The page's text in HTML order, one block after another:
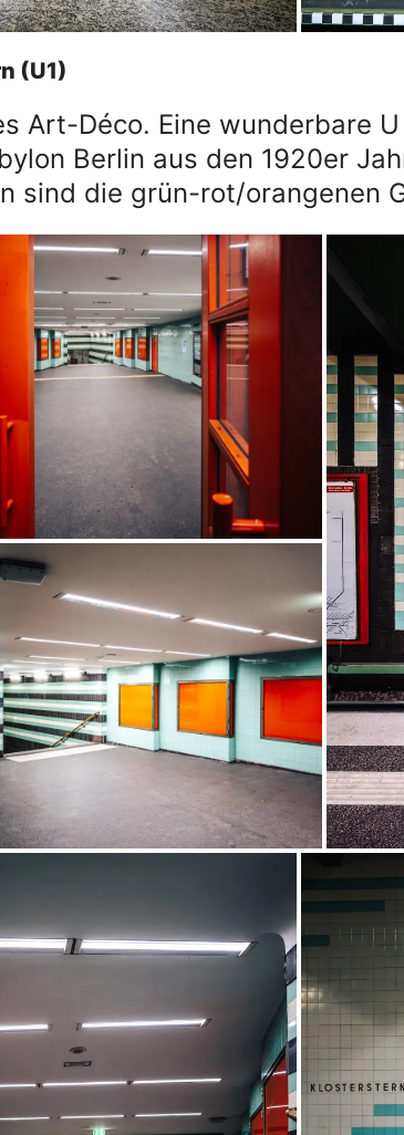
(U1)
Art-Déco. Eine wunderbare
Berlin aus den 1920er
sind die grün-rot/orangenen